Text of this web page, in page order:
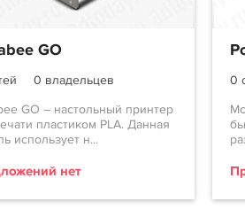
GO
0 владельцев
GO – настольный принтер
пластиком PLA. Данная
использует н...
нет
0